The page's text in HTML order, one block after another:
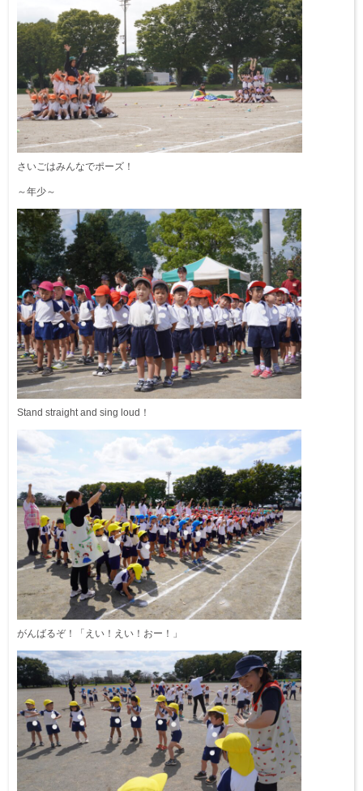
さいごはみんなでポーズ！
～年少～
Stand straight and sing loud！
がんばるぞ！「えい！えい！おー！」